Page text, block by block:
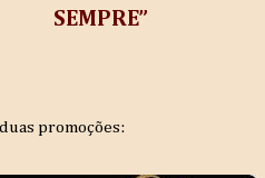
SEMPRE”
promoções: